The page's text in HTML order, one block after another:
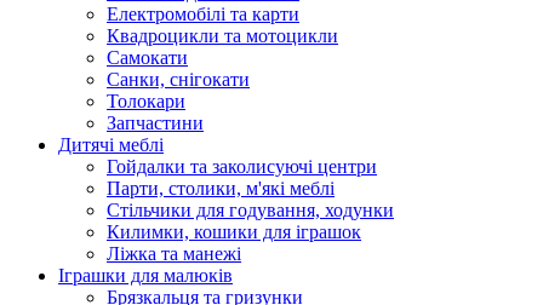
Електромобілі та карти
Квадроцикли та мотоцикли
Самокати
Санки, снігокати
Толокари
Запчастини
Дитячі меблі
Гойдалки та заколисуючі центри
Парти, столики, м'які меблі
Стільчики для годування, ходунки
Килимки, кошики для іграшок
Ліжка та манежі
Іграшки для малюків
Брязкальця та гризунки